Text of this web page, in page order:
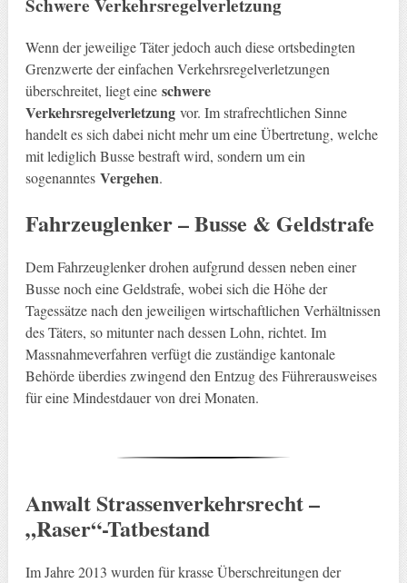
Schwere Verkehrsregelverletzung
Wenn der jeweilige Täter jedoch auch diese ortsbedingten
Grenzwerte der einfachen Verkehrsregelverletzungen
überschreitet, liegt eine schwere
Verkehrsregelverletzungvor. Im strafrechtlichen Sinne
handelt es sich dabei nicht mehr um eine Übertretung, welche
mit lediglich Busse bestraft wird, sondern um ein
sogenanntes Vergehen.
Fahrzeuglenker – Busse & Geldstrafe
Dem Fahrzeuglenker drohen aufgrund dessen neben einer
Busse noch eine Geldstrafe, wobei sich die Höhe der
Tagessätze nach den jeweiligen wirtschaftlichen Verhältnissen
des Täters, so mitunter nach dessen Lohn, richtet. Im
Massnahmeverfahren verfügt die zuständige kantonale
Behörde überdies zwingend den Entzug des Führerausweises
für eine Mindestdauer von drei Monaten.
Anwalt Strassenverkehrsrecht –
„Raser“-Tatbestand
Im Jahre 2013 wurden für krasse Überschreitungen der